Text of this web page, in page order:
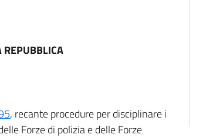
REPUBBLICA
, recante procedure per disciplinare i
Forze di polizia e delle Forze